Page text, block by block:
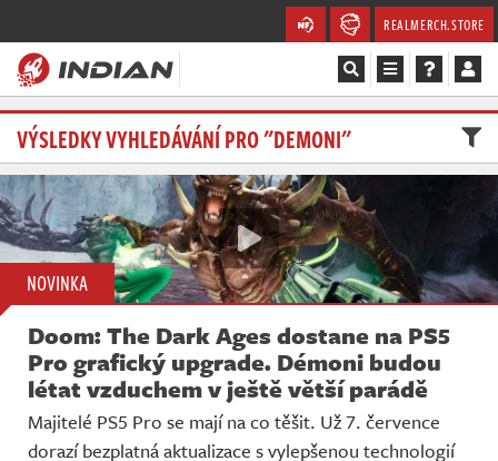
REALMERCH.STORE
Magazín
Recenze
Videa
Soutěže
Databáze
Komunita
Redakce
VÝSLEDKY VYHLEDÁVÁNÍ PRO "DEMONI"
NOVINKA
Doom: The Dark Ages dostane na PS5
Pro grafický upgrade. Démoni budou
létat vzduchem v ještě větší parádě
Majitelé PS5 Pro se mají na co těšit. Už 7. července
dorazí bezplatná aktualizace s vylepšenou technologií